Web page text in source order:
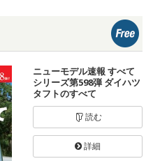
ニューモデル速報 すべて
シリーズ第598弾 ダイハツ
タフトのすべて
読む
詳細